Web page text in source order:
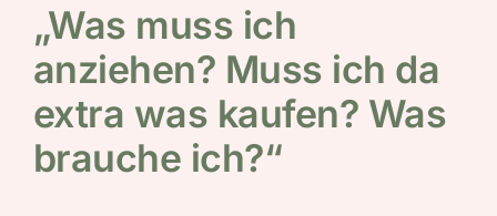
„Was muss ich
anziehen? Muss ich da
extra was kaufen? Was
brauche ich?“